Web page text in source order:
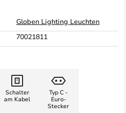
Globen Lighting Leuchten
70021811
Schalter
am Kabel
Typ C -
Euro-
Stecker